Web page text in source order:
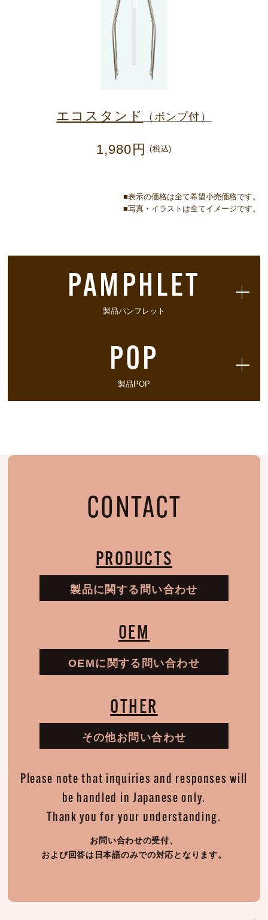
エコスタンド （ポンプ付）
1,980円 (税込)
■表示の価格は全て希望小売価格です。
■写真・イラストは全てイメージです。
PAMPHLET
製品パンフレット
POP
製品POP
CONTACT
PRODUCTS
製品に関する問い合わせ
OEM
OEMに関する問い合わせ
OTHER
その他お問い合わせ
Please note that inquiries and responses will
be handled in Japanese only.
Thank you for your understanding.
お問い合わせの受付、
および回答は日本語のみでの対応となります。